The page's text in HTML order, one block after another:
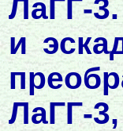
ЛаГГ-
и
ЛаГГ-